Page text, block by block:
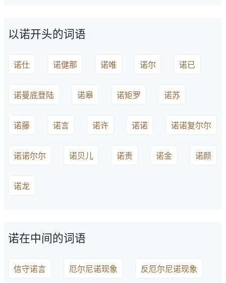
以诺开头的词语
诺仕 诺健那 诺唯 诺尔 诺已
诺曼底登陆 诺皋 诺矩罗 诺苏
诺藤 诺言 诺许 诺诺 诺诺复尔尔
诺诺尔尔 诺贝儿 诺责 诺金 诺颜
诺龙
诺在中间的词语
信守诺言 厄尔尼诺现象 反厄尔尼诺现象